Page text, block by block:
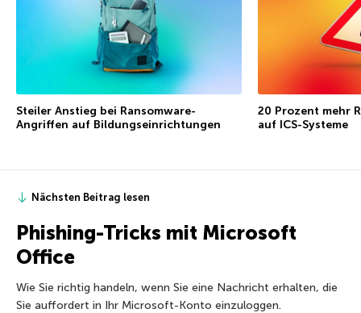
Steiler Anstieg bei Ransomware-
Angriffen auf Bildungseinrichtungen
20 Prozent mehr
auf ICS-Systeme
Nächsten Beitrag lesen
Phishing-Tricks mit Microsoft
Office
Wie Sie richtig handeln, wenn Sie eine Nachricht erhalten, die
Sie auffordert in Ihr Microsoft-Konto einzuloggen.